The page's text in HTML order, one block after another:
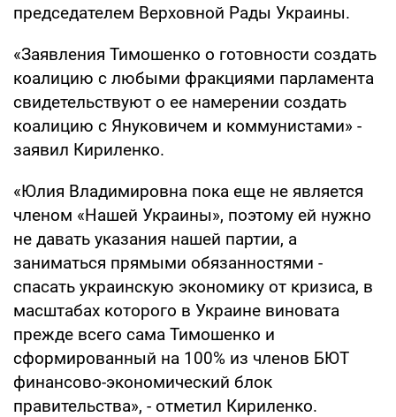
председателем Верховной Рады Украины.
«Заявления Тимошенко о готовности создать
коалицию с любыми фракциями парламента
свидетельствуют о ее намерении создать
коалицию с Януковичем и коммунистами» -
заявил Кириленко.
«Юлия Владимировна пока еще не является
членом «Нашей Украины», поэтому ей нужно
не давать указания нашей партии, а
заниматься прямыми обязанностями -
спасать украинскую экономику от кризиса, в
масштабах которого в Украине виновата
прежде всего сама Тимошенко и
сформированный на 100% из членов БЮТ
финансово-экономический блок
правительства», - отметил Кириленко.